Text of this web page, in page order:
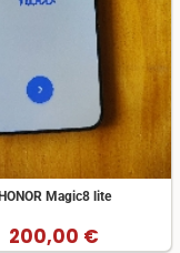
HONOR Magic8 lite
200,00 €